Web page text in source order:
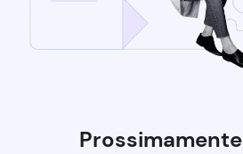
Prossimamente